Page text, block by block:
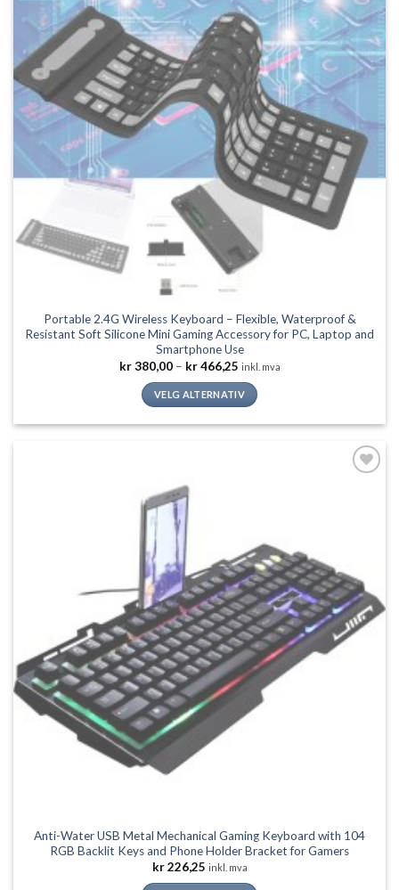
kan
velges
på
produktsiden
Portable 2.4G Wireless Keyboard – Flexible, Waterproof &
Resistant Soft Silicone Mini Gaming Accessory for PC, Laptop and
Smartphone Use
kr380,00 – kr466,25Prisområde:
til
kr 466,25
inkl. mva
VELG ALTERNATIV
på
produktsiden
Anti-Water USB Metal Mechanical Gaming Keyboard with 104
RGB Backlit Keys and Phone Holder Bracket for Gamers
kr226,25 inkl. mva